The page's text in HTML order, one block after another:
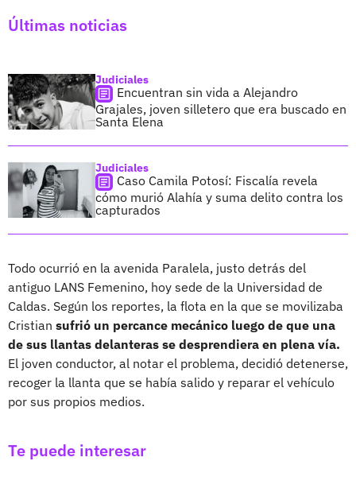
Últimas noticias
Judiciales
Encuentran sin vida a Alejandro
Grajales, joven silletero que era buscado en
Santa Elena
Judiciales
Caso Camila Potosí: Fiscalía revela
cómo murió Alahía y suma delito contra los
capturados
Todo ocurrió en la avenida Paralela, justo detrás del
antiguo LANS Femenino, hoy sede de la Universidad de
Caldas. Según los reportes, la flota en la que se movilizaba
Cristian sufrió un percance mecánico luego de que una
de sus llantas delanteras se desprendiera en plena vía.
El joven conductor, al notar el problema, decidió detenerse,
recoger la llanta que se había salido y reparar el vehículo
por sus propios medios.
Te puede interesar